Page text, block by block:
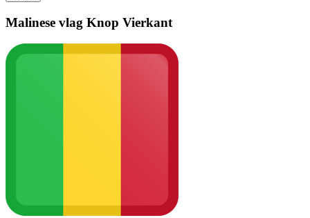
Malinese vlag Knop Vierkant